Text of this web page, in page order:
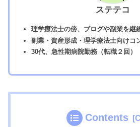
ステテコ
理学療法士の傍、ブログや副業を継
副業・資産形成・理学療法士向けコ
30代、急性期病院勤務（転職２回）
Contents